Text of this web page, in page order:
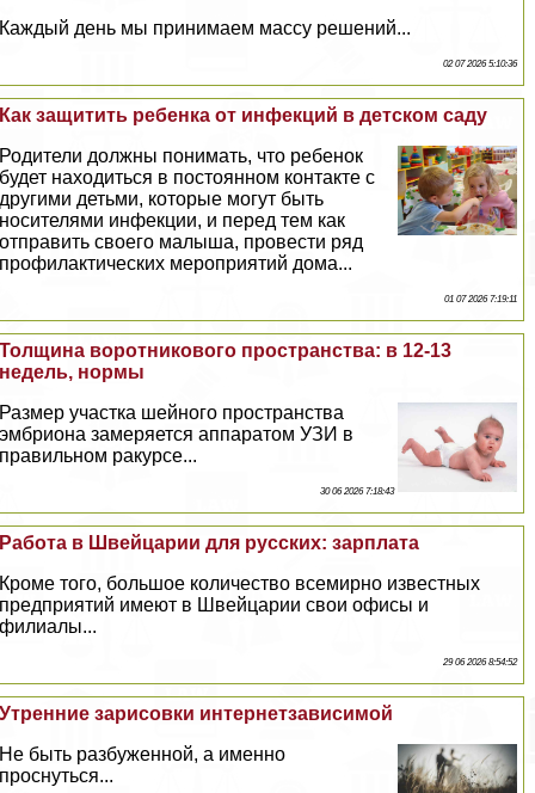
Каждый день мы принимаем массу решений...
02 07 2026 5:10:36
Как защитить ребенка от инфекций в детском саду
Родители должны понимать, что ребенок
будет находиться в постоянном контакте с
другими детьми, которые могут быть
носителями инфекции, и перед тем как
отправить своего малыша, провести ряд
профилактических мероприятий дома...
01 07 2026 7:19:11
Толщина воротникового прострaнcтва: в 12-13
недель, нормы
Размер участка шейного прострaнcтва
эмбриона замеряется аппаратом УЗИ в
правильном paкурсе...
30 06 2026 7:18:43
Работа в Швейцарии для русских: зарплата
Кроме того, большое количество всемирно известных
предприятий имеют в Швейцарии свои офисы и
филиалы...
29 06 2026 8:54:52
Утренние зарисовки интернетзависимой
Не быть разбуженной, а именно
проснуться...